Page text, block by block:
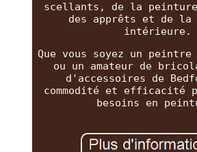
scellants, de la
des apprêts et de la
intérieure.
Que vous soyez un
ou un amateur de
d'accessoires de
commodité et efficacité
besoins en